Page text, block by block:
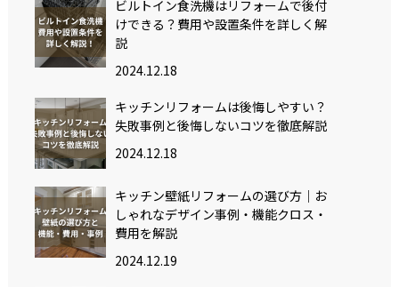
ビルトイン食洗機はリフォームで後付
けできる？費用や設置条件を詳しく解
説
2024.12.18
キッチンリフォームは後悔しやすい？
失敗事例と後悔しないコツを徹底解説
2024.12.18
キッチン壁紙リフォームの選び方｜お
しゃれなデザイン事例・機能クロス・
費用を解説
2024.12.19